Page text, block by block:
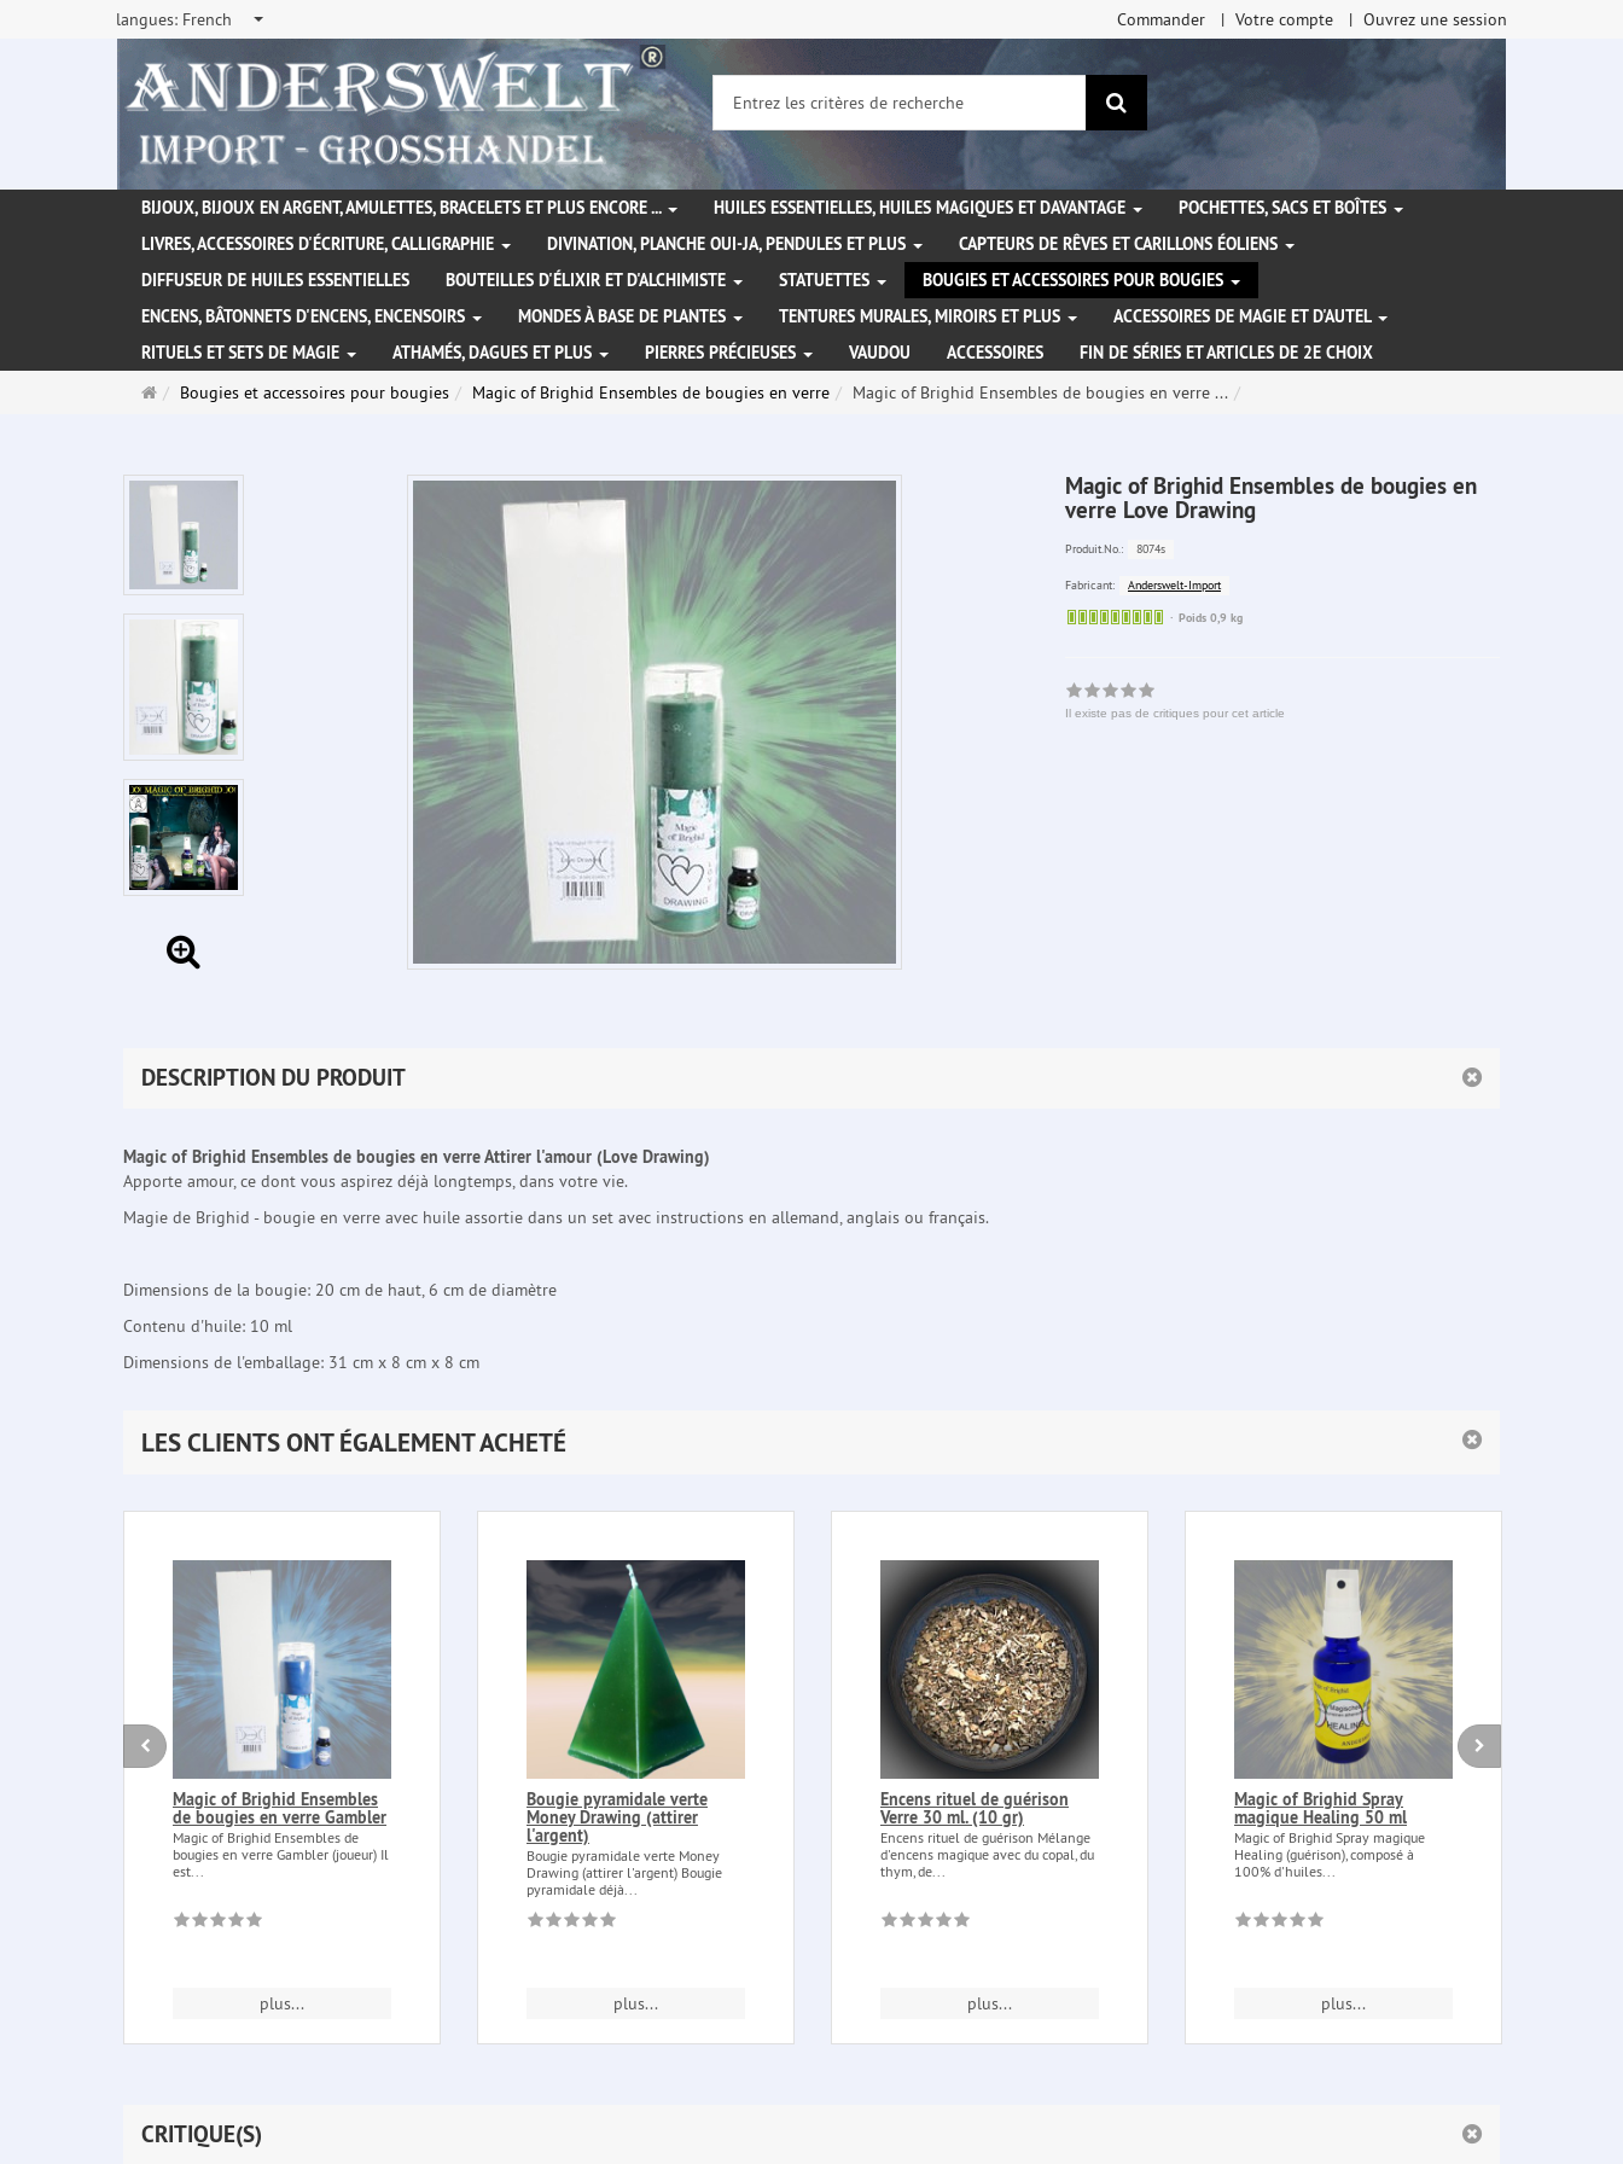
langues: French Commander Votre compte Ouvrez une session
Rechercher
BIJOUX, BIJOUX EN ARGENT, AMULETTES, BRACELETS ET PLUS ENCORE ... HUILES ESSENTIELLES, HUILES MAGIQUES ET DAVANTAGE
POCHETTES, SACS ET BOÎTES
LIVRES, ACCESSOIRES D'ÉCRITURE, CALLIGRAPHIE
DIVINATION, PLANCHE OUI-JA, PENDULES ET PLUS
CAPTEURS DE RÊVES ET CARILLONS ÉOLIENS
DIFFUSEUR DE HUILES ESSENTIELLES
BOUTEILLES D'ÉLIXIR ET D'ALCHIMISTE STATUETTES
BOUGIES ET ACCESSOIRES POUR BOUGIES
ENCENS, BÂTONNETS D'ENCENS, ENCENSOIRS
MONDES À BASE DE PLANTES TENTURES MURALES, MIROIRS ET PLUS
ACCESSOIRES DE MAGIE ET D'AUTEL
RITUELS ET SETS DE MAGIE
ATHAMÉS, DAGUES ET PLUS PIERRES PRÉCIEUSES VAUDOU ACCESSOIRES
FIN DE SÉRIES ET ARTICLES DE 2E CHOIX
PageBougies et accessoires pour bougies Magic of Brighid Ensembles de bougies en verre Magic of Brighid Ensembles de bougies en verre ...
Magic of Brighid Ensembles de bougies en
verre Love Drawing
Produit.No.: 8074s
Fabricant:
Anderswelt-Import
Sofort
Poids 0,9 kg
Il existe pas de critiques pour cet article
DESCRIPTION DU PRODUIT
Magic of Brighid Ensembles de bougies en verre Attirer l'amour (Love Drawing)
Apporte amour, ce dont vous aspirez déjà longtemps, dans votre vie.
Magie de Brighid - bougie en verre avec huile assortie dans un set avec instructions en allemand, anglais ou français.
Dimensions de la bougie: 20 cm de haut, 6 cm de diamètre
Contenu d'huile: 10 ml
Dimensions de l'emballage: 31 cm x 8 cm x 8 cm
LES CLIENTS ONT ÉGALEMENT ACHETÉ
Magic of Brighid Ensembles
de bougies en verre Gambler
Magic of Brighid Ensembles de
bougies en verre Gambler (joueur) Il
est...
plus...
Bougie pyramidale verte
Money Drawing (attirer
l'argent)
Bougie pyramidale verte Money
Drawing (attirer l'argent) Bougie
pyramidale déjà...
plus...
Encens rituel de guérison
Verre 30 ml. (10 gr)
Encens rituel de guérison Mélange
d'encens magique avec du copal, du
thym, de...
plus...
Magic of Brighid Spray
magique Healing 50 ml
Magic of Brighid Spray magique
Healing (guérison), composé à
100% d'huiles...
plus...
CRITIQUE(S)